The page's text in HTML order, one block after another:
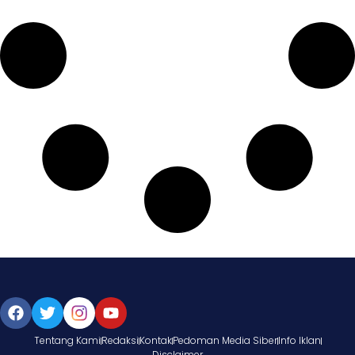
Tentang KamiRedaksiKontakPedoman Media SiberInfo Iklan